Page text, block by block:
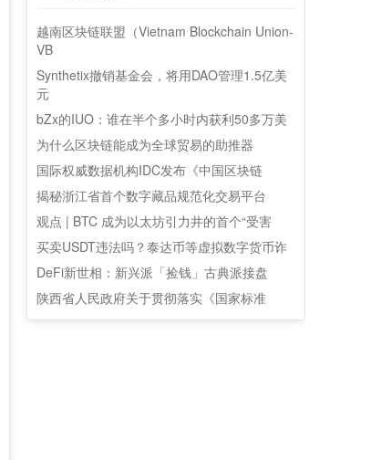
越南区块链联盟（Vietnam Blockchain Union-
VB
Synthetix撤销基金会，将用DAO管理1.5亿美
元
bZx的IUO：谁在半个多小时内获利50多万美
为什么区块链能成为全球贸易的助推器
国际权威数据机构IDC发布《中国区块链
揭秘浙江省首个数字藏品规范化交易平台
观点 | BTC 成为以太坊引力井的首个“受害
买卖USDT违法吗？泰达币等虚拟数字货币诈
DeFi新世相：新兴派「捡钱」古典派接盘
陕西省人民政府关于贯彻落实《国家标准